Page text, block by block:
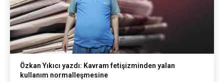
Özkan Yıkıcı yazdı: Kavram fetişizminden yalan
kullanım normalleşmesine